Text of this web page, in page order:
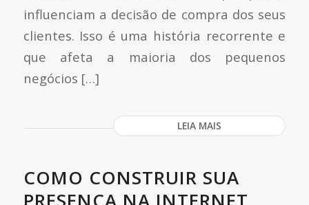
influenciam a decisão de compra dos seus
clientes. Isso é uma história recorrente e
que afeta a maioria dos pequenos
negócios […]
LEIA MAIS
COMO CONSTRUIR SUA